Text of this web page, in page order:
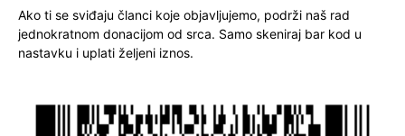
Ako ti se sviđaju članci koje objavljujemo, podrži naš rad
jednokratnom donacijom od srca. Samo skeniraj bar kod u
nastavku i uplati željeni iznos.